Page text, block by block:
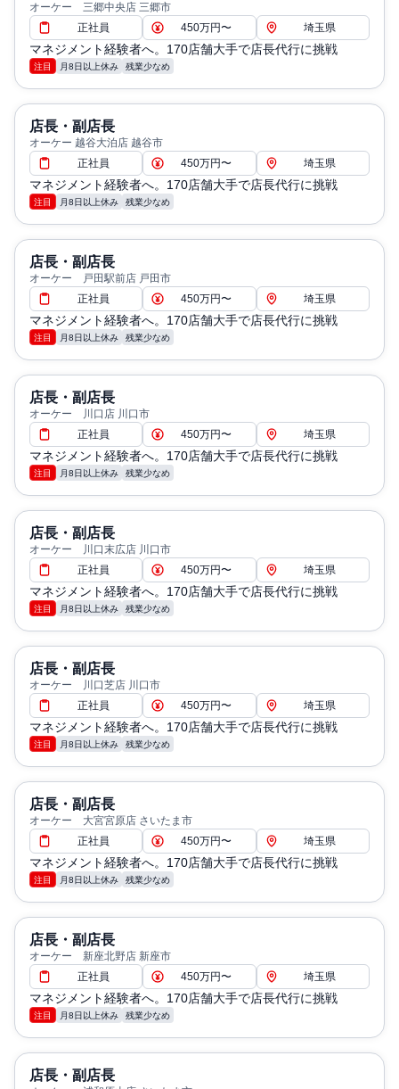
オーケー 三郷中央店 三郷市
正社員
450万円〜 埼玉県
マネジメント経験者へ。170店舗大手で店長代行に挑戦
注目 月8日以上休み 残業少なめ
店長・副店長
オーケー 越谷大泊店 越谷市
正社員
450万円〜 埼玉県
マネジメント経験者へ。170店舗大手で店長代行に挑戦
注目 月8日以上休み 残業少なめ
店長・副店長
オーケー 戸田駅前店 戸田市
正社員
450万円〜 埼玉県
マネジメント経験者へ。170店舗大手で店長代行に挑戦
注目 月8日以上休み 残業少なめ
店長・副店長
オーケー 川口店 川口市
正社員
450万円〜 埼玉県
マネジメント経験者へ。170店舗大手で店長代行に挑戦
注目 月8日以上休み 残業少なめ
店長・副店長
オーケー 川口末広店 川口市
正社員
450万円〜 埼玉県
マネジメント経験者へ。170店舗大手で店長代行に挑戦
注目 月8日以上休み 残業少なめ
店長・副店長
オーケー 川口芝店 川口市
正社員
450万円〜 埼玉県
マネジメント経験者へ。170店舗大手で店長代行に挑戦
注目 月8日以上休み 残業少なめ
店長・副店長
オーケー 大宮宮原店 さいたま市
正社員
450万円〜 埼玉県
マネジメント経験者へ。170店舗大手で店長代行に挑戦
注目 月8日以上休み 残業少なめ
店長・副店長
オーケー 新座北野店 新座市
正社員
450万円〜 埼玉県
マネジメント経験者へ。170店舗大手で店長代行に挑戦
注目 月8日以上休み 残業少なめ
店長・副店長